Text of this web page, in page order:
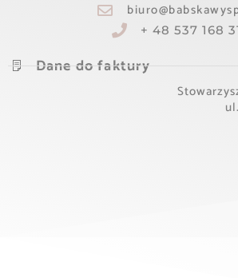
+ 48 537 168
Dane do faktury